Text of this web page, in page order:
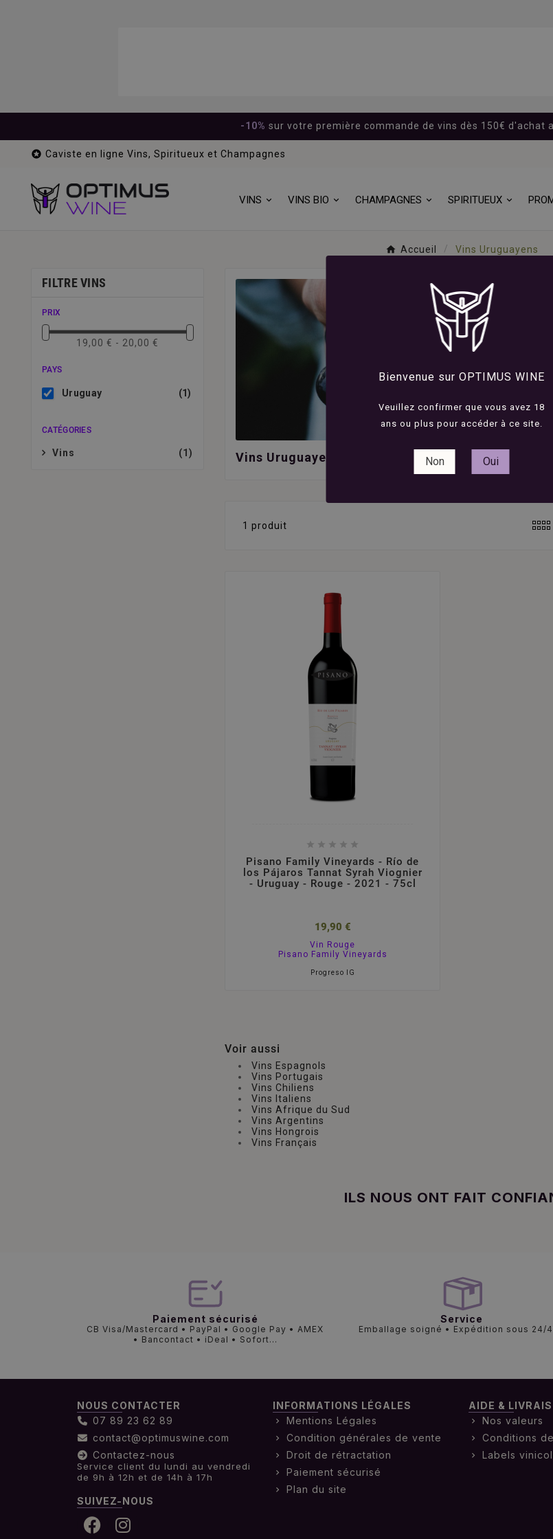
Bienvenue sur OPTIMUS WINE
Veuillez confirmer que vous avez 18
ans ou plus pour accéder à ce site.
Non Oui
-10% sur votre première commande de vins dès 150€ d'achat
 Caviste en ligne Vins, Spiritueux et Champagnes
VINS VINS BIO CHAMPAGNES SPIRITUEUX
Accueil Vins Uruguayens
FILTRE VINS
PRIX
19,00 € - 20,00 €
PAYS
Uruguay (1)
CATÉGORIES
Vins (1) Vins Uruguayens
1 produit
    
Pisano Family Vineyards - Río de
los Pájaros Tannat Syrah Viognier
- Uruguay - Rouge - 2021 - 75cl
19,90 €
Vin Rouge
Pisano Family Vineyards
Progreso IG
Voir aussi
Vins Espagnols
Vins Portugais
Vins Chiliens
Vins Italiens
Vins Afrique du Sud
Vins Argentins
Vins Hongrois
Vins Français
ILS NOUS ONT FAIT
Paiement sécurisé
CB Visa/Mastercard • PayPal • Google Pay • AMEX
• Bancontact • iDeal • Sofort...
Service
Emballage soigné • Expédition sous 24/
NOUS CONTACTER
07 89 23 62 89
contact@optimuswine.com
Contactez-nous
Service client du lundi au vendredi
de 9h à 12h et de 14h à 17h
SUIVEZ-NOUS
INFORMATIONS LÉGALES
Mentions Légales
Condition générales de vente
Droit de rétractation
Paiement sécurisé
Plan du site
AIDE &
Nos valeurs
Conditions
Labels